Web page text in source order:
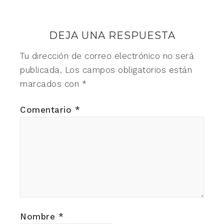
DEJA UNA RESPUESTA
Tu dirección de correo electrónico no será
publicada. Los campos obligatorios están
marcados con *
Comentario *
Nombre *